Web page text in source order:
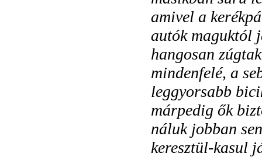
amivel a
autók maguktól
hangosan
mindenfelé, a
leggyorsabb
márpedig ők
náluk jobban
keresztül-kasul